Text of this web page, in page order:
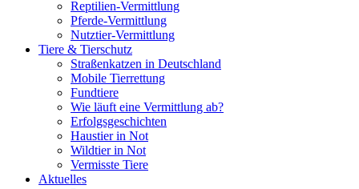
Reptilien-Vermittlung
Pferde-Vermittlung
Nutztier-Vermittlung
Tiere & Tierschutz
Straßenkatzen in Deutschland
Mobile Tierrettung
Fundtiere
Wie läuft eine Vermittlung ab?
Erfolgsgeschichten
Haustier in Not
Wildtier in Not
Vermisste Tiere
Aktuelles